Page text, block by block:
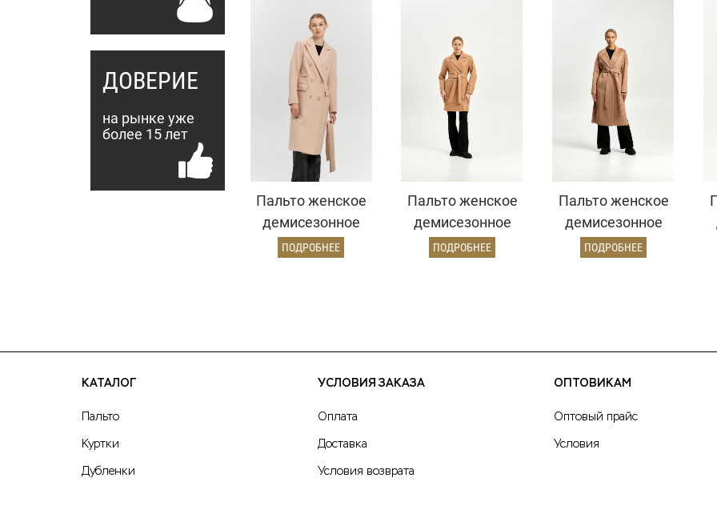
ДОВЕРИЕ
на рынке уже
более 15 лет
Пальто женское
демисезонное
25775 (кремовый)
ПОДРОБНЕЕ
Пальто женское
демисезонное
22970 (золото)
ПОДРОБНЕЕ
Пальто женское
демисезонное
26820 (кэмел
ПОДРОБНЕЕ
КАТАЛОГ
Пальто
Куртки
Дубленки
УСЛОВИЯ ЗАКАЗА
Оплата
Доставка
Условия возврата
ОПТОВИКАМ
Оптовый прайс
Условия